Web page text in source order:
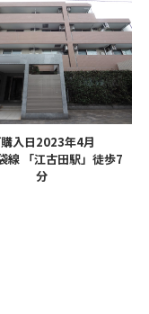
入日2023年4月
線 「江古田駅」徒歩7
分